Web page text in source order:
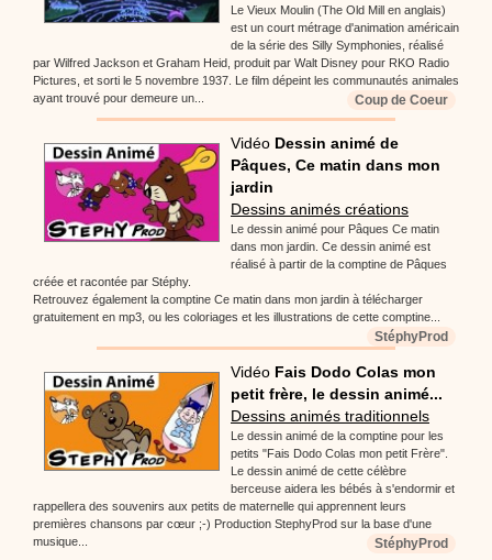
Le Vieux Moulin (The Old Mill en anglais)
est un court métrage d'animation américain
de la série des Silly Symphonies, réalisé
par Wilfred Jackson et Graham Heid, produit par Walt Disney pour RKO Radio
Pictures, et sorti le 5 novembre 1937. Le film dépeint les communautés animales
ayant trouvé pour demeure un...
Coup de Coeur
Vidéo Dessin animé de
Pâques, Ce matin dans mon
jardin
Dessins animés créations
Le dessin animé pour Pâques Ce matin
dans mon jardin. Ce dessin animé est
réalisé à partir de la comptine de Pâques
créée et racontée par Stéphy.
Retrouvez également la comptine Ce matin dans mon jardin à télécharger
gratuitement en mp3, ou les coloriages et les illustrations de cette comptine...
StéphyProd
Vidéo Fais Dodo Colas mon
petit frère, le dessin animé...
Dessins animés traditionnels
Le dessin animé de la comptine pour les
petits "Fais Dodo Colas mon petit Frère".
Le dessin animé de cette célèbre
berceuse aidera les bébés à s'endormir et
rappellera des souvenirs aux petits de maternelle qui apprennent leurs
premières chansons par cœur ;-) Production StephyProd sur la base d'une
musique...
StéphyProd